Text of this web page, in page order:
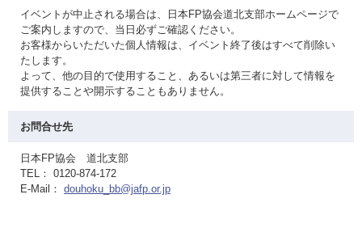
イベントが中止される場合は、日本FP協会道北支部ホームページで
ご案内しますので、当日必ずご確認ください。
お客様からいただいた個人情報は、イベント終了後はすべて削除い
たします。
よって、他の目的で使用すること、あるいは第三者に対して情報を
提供することや開示することもありません。
お問合せ先
日本FP協会 道北支部
TEL： 0120-874-172
E-Mail： douhoku_bb@jafp.or.jp